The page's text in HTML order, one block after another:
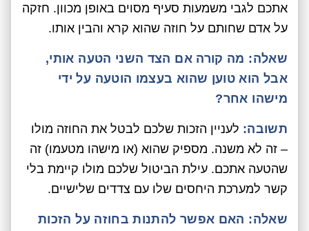
אתכם לגבי משמעות סעיף מסוים באופן מכוון. חזקה
על אדם שחותם על חוזה שהוא קרא והבין אותו.
שאלה: מה קורה אם הצד השני הטעה אותי,
אבל הוא טוען שהוא בעצמו הוטעה על ידי
מישהו אחר?
תשובה: לעניין הזכות שלכם לבטל את החוזה מולו
– זה לא משנה. מספיק שהוא (או מישהו מטעמו) זה
שהטעה אתכם. עילת הביטול שלכם מולו קיימת בלי
קשר למערכת היחסים שלו עם צדדים שלישיים.
שאלה: האם אפשר להתנות בחוזה על הזכות